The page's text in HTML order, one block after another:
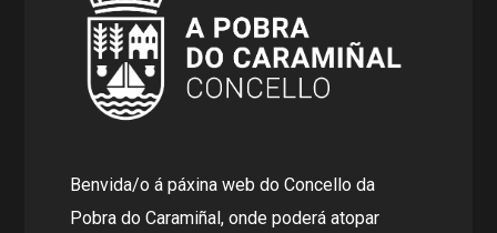
Benvida/o á páxina web do Concello da
Pobra do Caramiñal, onde poderá atopar